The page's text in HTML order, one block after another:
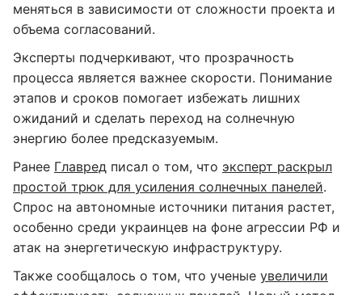
меняться в зависимости от сложности проекта и
объема согласований.
Эксперты подчеркивают, что прозрачность
процесса является важнее скорости. Понимание
этапов и сроков помогает избежать лишних
ожиданий и сделать переход на солнечную
энергию более предсказуемым.
Ранее Главред писал о том, что эксперт раскрыл
простой трюк для усиления солнечных панелей.
Спрос на автономные источники питания растет,
особенно среди украинцев на фоне агрессии РФ и
атак на энергетическую инфраструктуру.
Также сообщалось о том, что ученые увеличили